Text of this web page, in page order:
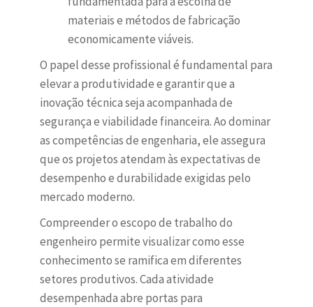
materiais e métodos de fabricação
economicamente viáveis.
O papel desse profissional é fundamental para
elevar a produtividade e garantir que a
inovação técnica seja acompanhada de
segurança e viabilidade financeira. Ao dominar
as competências de engenharia, ele assegura
que os projetos atendam às expectativas de
desempenho e durabilidade exigidas pelo
mercado moderno.
Compreender o escopo de trabalho do
engenheiro permite visualizar como esse
conhecimento se ramifica em diferentes
setores produtivos. Cada atividade
desempenhada abre portas para